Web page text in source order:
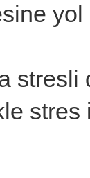
yol
stres